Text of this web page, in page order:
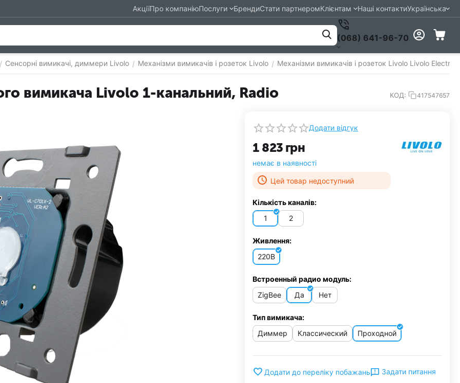
АкціїПро компаніюПослуги БрендиСтати партнеромКлієнтам Наші контактиУкраїнська
(068) 641-96-70
/ Сенсорні вимикачі, диммери Livolo / Механізми вимикачів і розеток Livolo / Механізми вимикачів і розеток Livolo Livolo Electric
вимикача Livolo 1-канальний, Radio КОД: 417547657
Додати відгук
1 823 грн
немає в наявності
Цей товар недоступний
Кількість каналів:
1
2
Живлення:
220В
Встроенный радио модуль:
ZigBee
Да Нет
Тип вимикача:
Диммер
Классический Проходной
Додати до переліку побажань Задати питання